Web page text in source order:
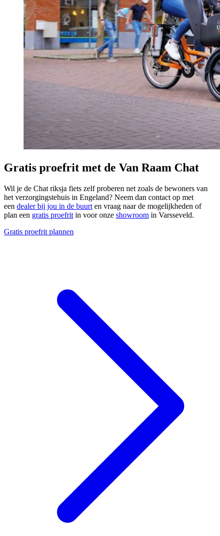
Gratis proefrit met de Van Raam Chat
Wil je de Chat riksja fiets zelf proberen net zoals de bewoners van
het verzorgingstehuis in Engeland? Neem dan contact op met
een dealer bij jou in de buurt en vraag naar de mogelijkheden of
plan een gratis proefrit in voor onze showroom in Varsseveld.
Gratis proefrit plannen